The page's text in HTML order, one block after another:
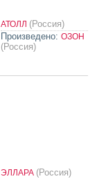
АТОЛЛ (Россия)
Произведено: ОЗОН
(Россия)
ЭЛЛАРА (Россия)